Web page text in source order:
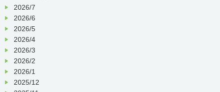
2026/7
2026/6
2026/5
2026/4
2026/3
2026/2
2026/1
2025/12